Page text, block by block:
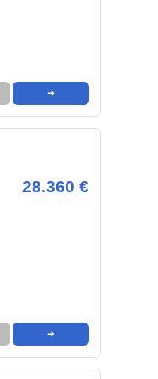
➜
28.360 €
➜